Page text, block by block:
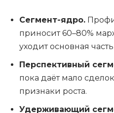
Сегмент-ядро.
приносит 60–80%
уходит основная
Перспективный
пока даёт мало
признаки роста.
Удерживающий